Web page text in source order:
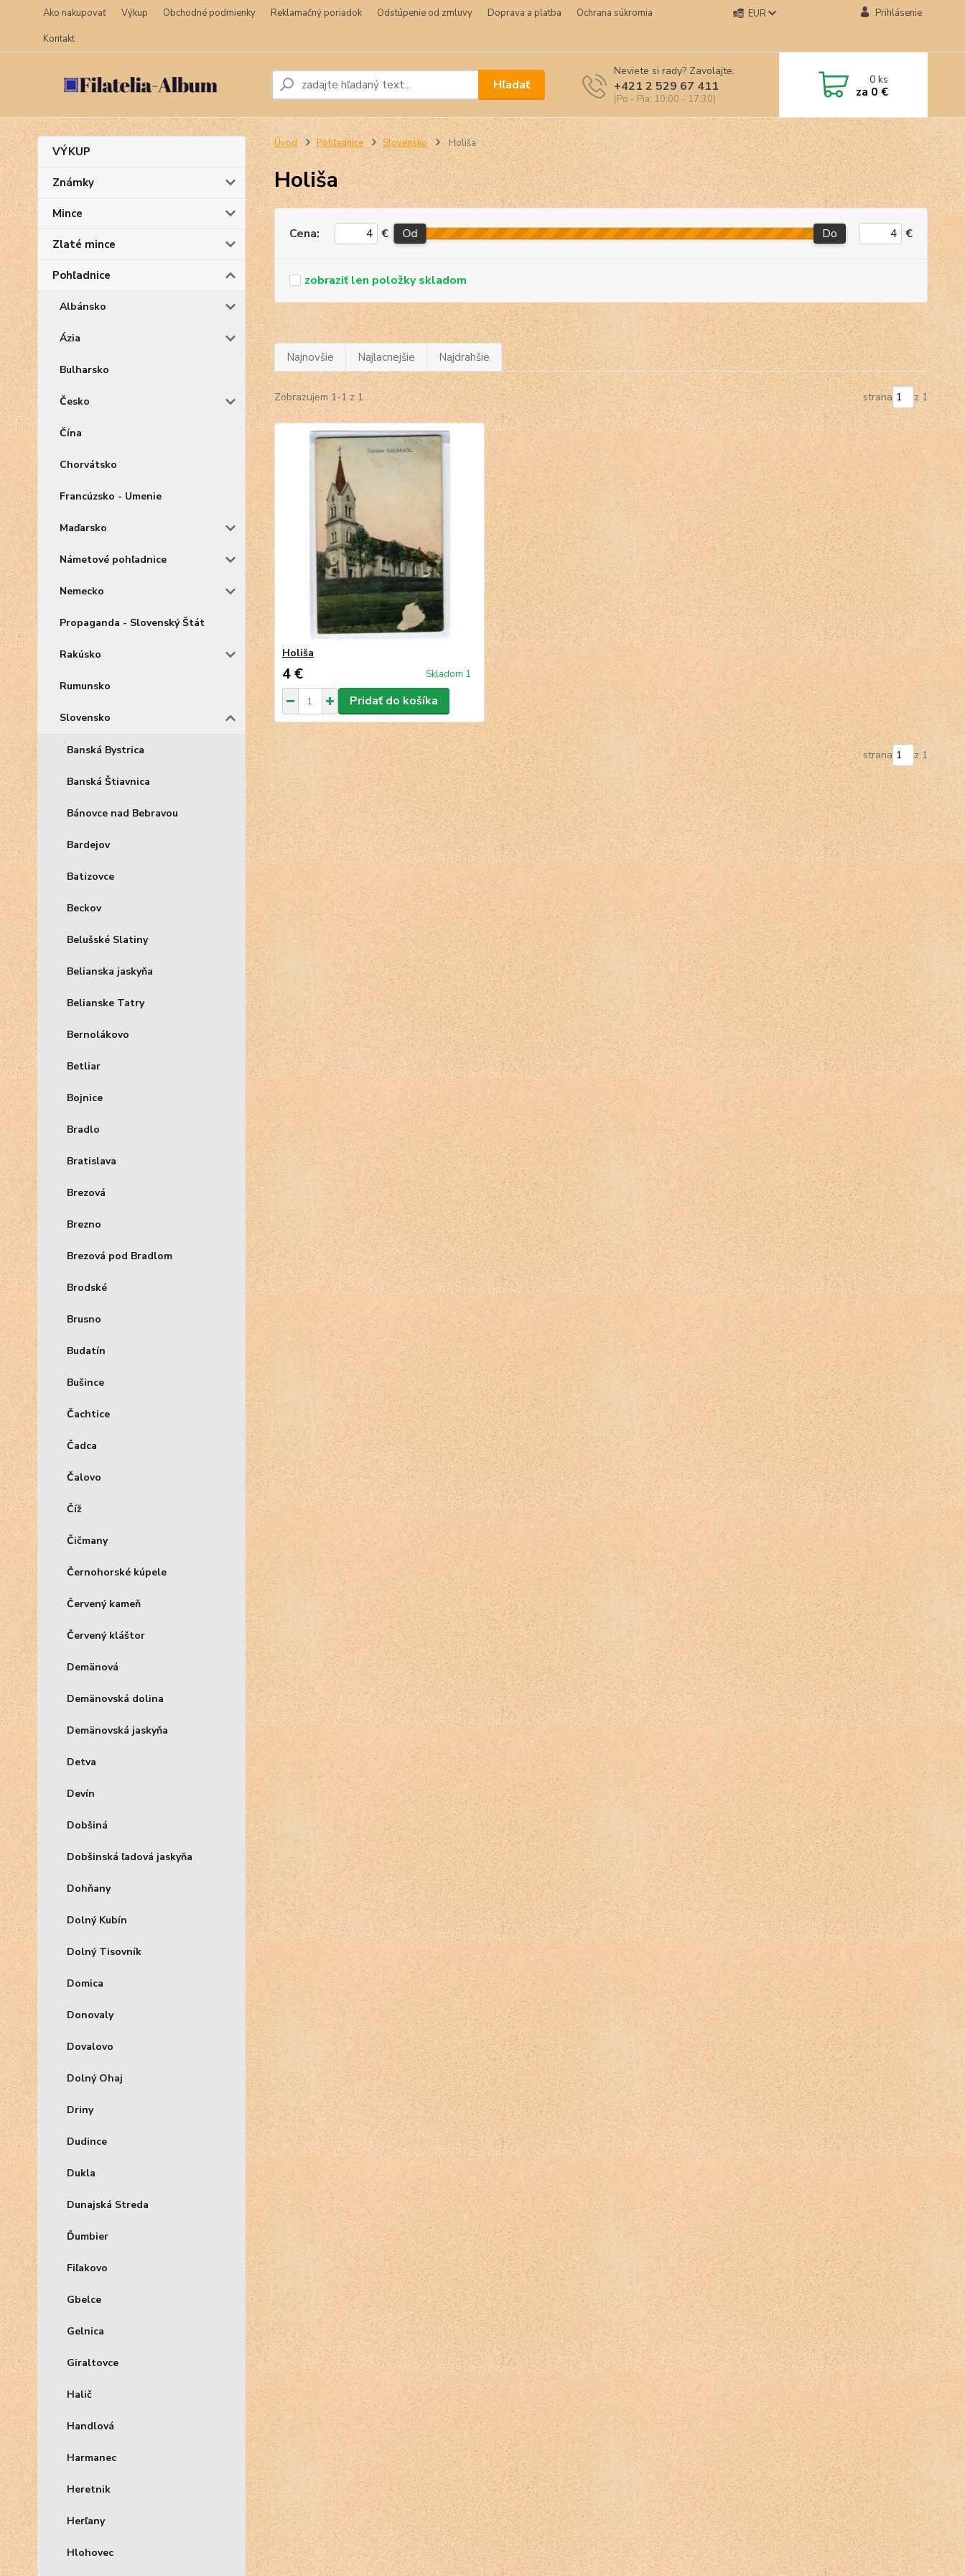
Ako nakupovať Výkup Obchodné podmienky Reklamačný poriadok Odstúpenie od zmluvy Doprava a platba
Ochrana súkromia
Kontakt
EUR Prihlásenie
Hľadať
Neviete si rady? Zavolajte.
+421 2 529 67 411
(Po - Pia: 10:00 - 17:30)
0ks
za 0 €
VÝKUP
Známky
Mince
Zlaté mince
Pohľadnice
Albánsko
Ázia
Bulharsko
Česko
Čína
Chorvátsko
Francúzsko - Umenie
Maďarsko
Námetové pohľadnice
Nemecko
Propaganda - Slovenský Štát
Rakúsko
Rumunsko
Slovensko
Banská Bystrica
Banská Štiavnica
Bánovce nad Bebravou
Bardejov
Batizovce
Beckov
Belušské Slatiny
Belianska jaskyňa
Belianske Tatry
Bernolákovo
Betliar
Bojnice
Bradlo
Bratislava
Brezová
Brezno
Brezová pod Bradlom
Brodské
Brusno
Budatín
Bušince
Čachtice
Čadca
Čalovo
Číž
Čičmany
Černohorské kúpele
Červený kameň
Červený kláštor
Demänová
Demänovská dolina
Demänovská jaskyňa
Detva
Devín
Dobšiná
Dobšinská ľadová jaskyňa
Dohňany
Dolný Kubín
Dolný Tisovník
Domica
Donovaly
Dovalovo
Dolný Ohaj
Driny
Dudince
Dukla
Dunajská Streda
Ďumbier
Fiľakovo
Gbelce
Gelnica
Giraltovce
Halič
Handlová
Harmanec
Heretnik
Herľany
Hlohovec
Úvod Pohľadnice Slovensko Holiša
Holiša
Cena: € Od Do €
skladom
Najnovšie Najlacnejšie Najdrahšie
Zobrazujem 1-1 z 1 strana z 1
Holiša
4 € Skladom 1
Pridať do košíka
strana z 1